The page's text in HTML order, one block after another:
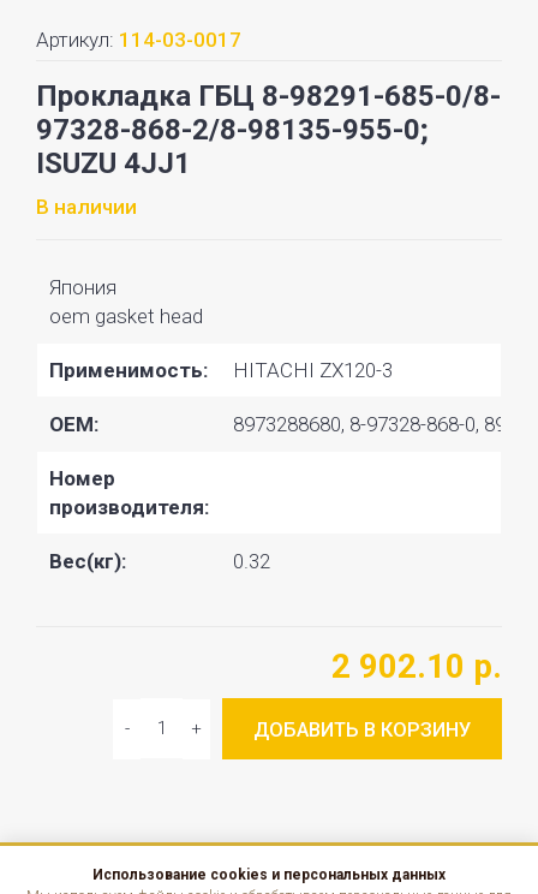
Артикул: 114-03-0017
Прокладка ГБЦ 8-98291-685-0/8-
97328-868-2/8-98135-955-0;
ISUZU 4JJ1
В наличии
Япония
oem gasket head
Применимость: HITACHI ZX120-3
OEM: 8973288680, 8-97328-868-0,
Номер
производителя:
Вес(кг): 0.32
2 902.10 р.
ДОБАВИТЬ В КОРЗИНУ
КАТАЛОГ
Использование cookies и персональных данных